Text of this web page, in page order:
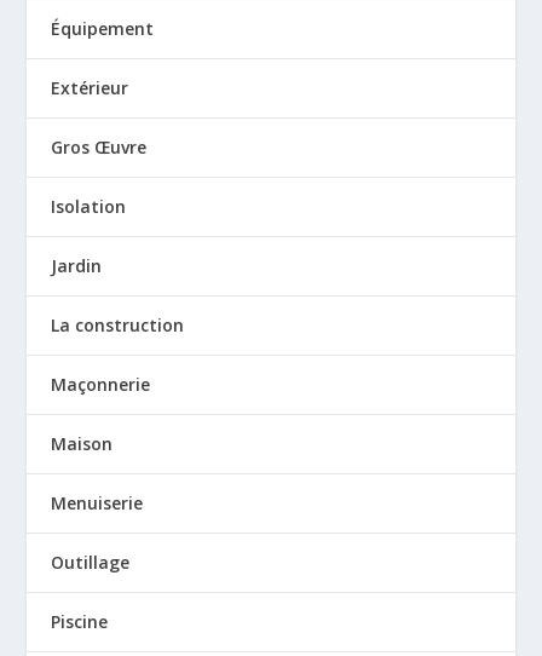
Équipement
Extérieur
Gros Œuvre
Isolation
Jardin
La construction
Maçonnerie
Maison
Menuiserie
Outillage
Piscine